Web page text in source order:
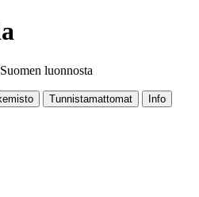
luonnosta
Tunnistamattomat Info